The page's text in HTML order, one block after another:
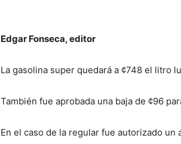
Edgar Fonseca, editor
La gasolina super quedará a ¢748 el litro
También fue aprobada una baja de ¢96
En el caso de la regular fue autorizado